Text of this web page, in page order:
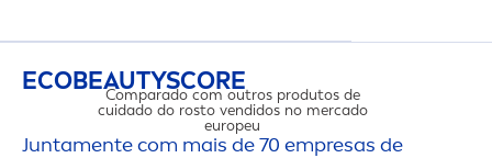
ECOBEAUTYSCORE
Comparado com outros produtos de
cuidado do rosto vendidos no mercado
europeu
Juntamente com mais de 70 empresas de